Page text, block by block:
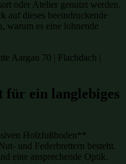
oder Atelier genutzt werden.
auf dieses beeindruckende
warum es eine lohnende
für ein langlebiges
Holzfußboden**
und Federbrettern besteht.
eine ansprechende Optik.